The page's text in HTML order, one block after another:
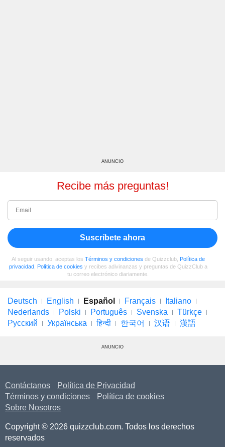
ANUNCIO
Recibe más preguntas!
Suscríbete ahora
Al seguir usando, aceptas los Términos y condiciones de Quizzclub, Política de
privacidad, Política de cookies y recibes adivinanzas y preguntas de QuizzClub a
tu correo electrónico diariamente.
Deutsch English Español Français
Italiano
Nederlands
Polski Português Svenska
Türkçe
Русский
Українська हिन्दी 한국어 汉语 漢語
ANUNCIO
Contáctanos
Política de Privacidad
Términos y condiciones
Política de cookies
Sobre Nosotros
Copyright © 2026 quizzclub.com. Todos los derechos
reservados